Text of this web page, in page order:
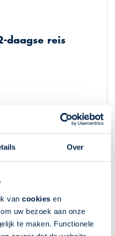
Over
van cookies en
uw bezoek aan onze
te maken. Functionele
daagse reis
meest voordelige
het boekingsproces
vluchtschema kiezen.
zijn onder voorbehoud